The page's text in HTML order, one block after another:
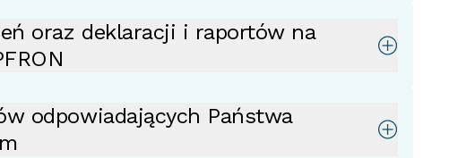
oraz deklaracji i raportów na
odpowiadających Państwa